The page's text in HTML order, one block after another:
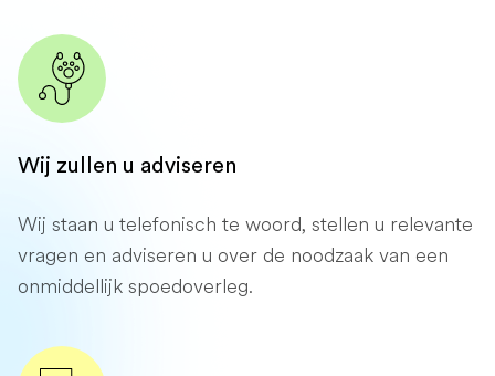
Wij zullen u adviseren
Wij staan ​​u telefonisch te woord, stellen u relevante
vragen en adviseren u over de noodzaak van een
onmiddellijk spoedoverleg.